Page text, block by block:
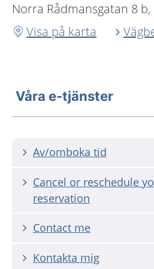
Norra Rådmansgatan 8 b,
Visa på karta
Våra e-tjänster
Av/omboka tid
Cancel or reschedule
reservation
Contact me
Kontakta mig